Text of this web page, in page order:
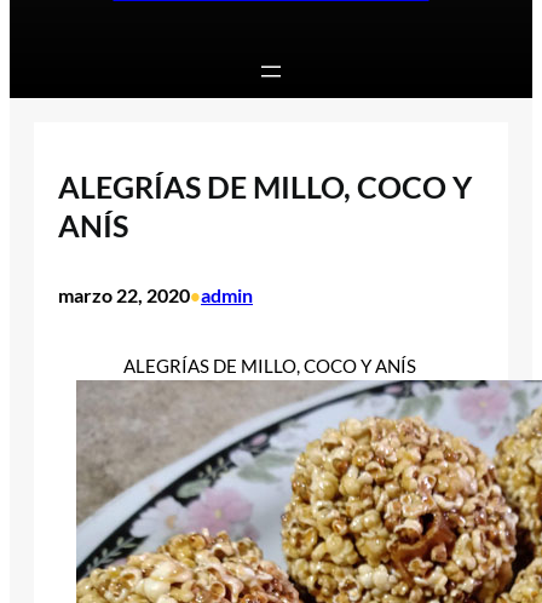
ALEGRÍAS DE MILLO, COCO Y
ANÍS
marzo 22, 2020•admin
ALEGRÍAS DE MILLO, COCO Y ANÍS